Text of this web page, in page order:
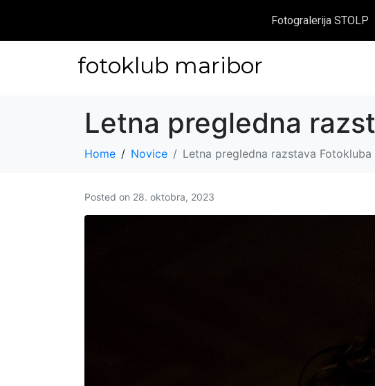
Fotogralerija STOLP
fotoklub maribor
Letna pregledna
Home Novice Letna pregledna razstava
Posted on 28. oktobra, 2023